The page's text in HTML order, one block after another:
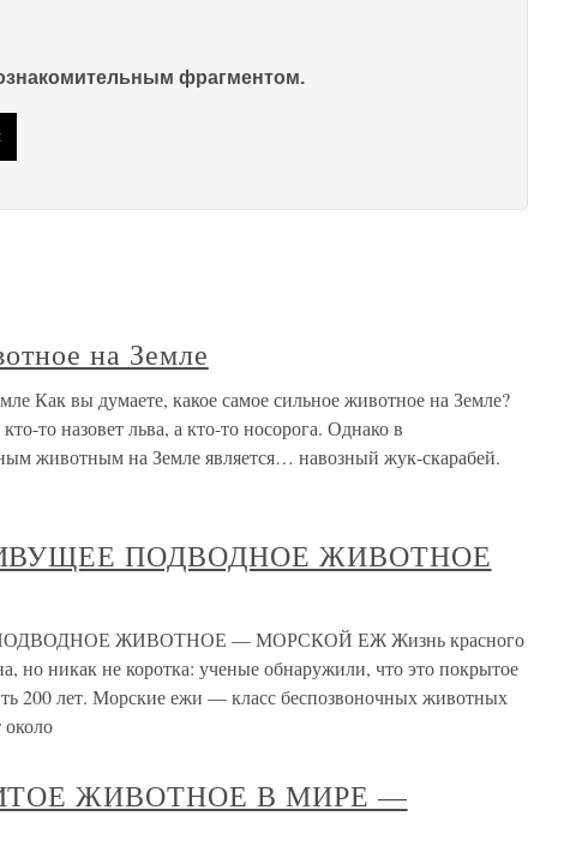
фрагментом.
на Земле
Как вы думаете, какое самое сильное животное на Земле?
то назовет льва, а кто-то носорога. Однако в
животным на Земле является… навозный жук-скарабей.
ПОДВОДНОЕ ЖИВОТНОЕ
ЖИВОТНОЕ — МОРСКОЙ ЕЖ Жизнь красного
но никак не коротка: ученые обнаружили, что это покрытое
200 лет. Морские ежи — класс беспозвоночных животных
ЖИВОТНОЕ В МИРЕ —